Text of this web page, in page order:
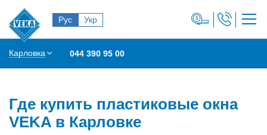
Рус Укр
Карловка 044 390 95 00
Где купить пластиковые окна
VEKA в Карловке